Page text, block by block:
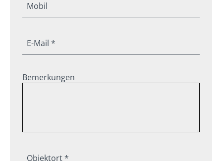
Mobil
E-Mail *
Bemerkungen
Objektort *